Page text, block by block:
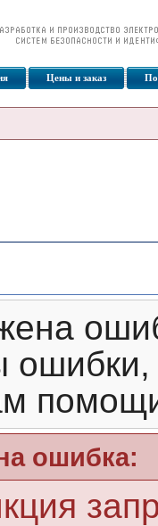
Цены и заказ
ошибки,
ошибка: